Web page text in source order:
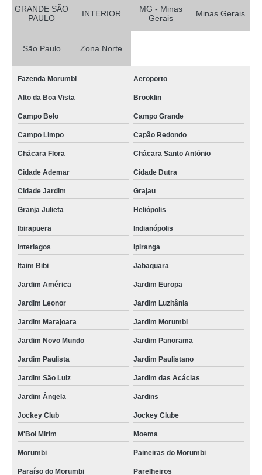
GRANDE SÃO
PAULO
INTERIOR
MG - Minas
Gerais
Minas Gerais
São Paulo Zona Norte
Fazenda Morumbi Aeroporto
Alto da Boa Vista Brooklin
Campo Belo Campo Grande
Campo Limpo Capão Redondo
Chácara Flora Chácara Santo Antônio
Cidade Ademar Cidade Dutra
Cidade Jardim Grajau
Granja Julieta Heliópolis
Ibirapuera Indianópolis
Interlagos Ipiranga
Itaim Bibi Jabaquara
Jardim América Jardim Europa
Jardim Leonor Jardim Luzitânia
Jardim Marajoara Jardim Morumbi
Jardim Novo Mundo Jardim Panorama
Jardim Paulista Jardim Paulistano
Jardim São Luiz Jardim das Acácias
Jardim Ângela Jardins
Jockey Club Jockey Clube
M'Boi Mirim Moema
Morumbi Paineiras do Morumbi
Paraíso do Morumbi Parelheiros